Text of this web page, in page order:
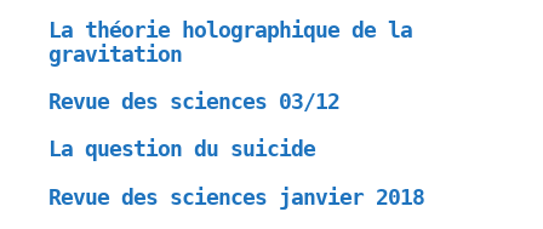
La théorie holographique de la
gravitation
Revue des sciences 03/12
La question du suicide
Revue des sciences janvier 2018